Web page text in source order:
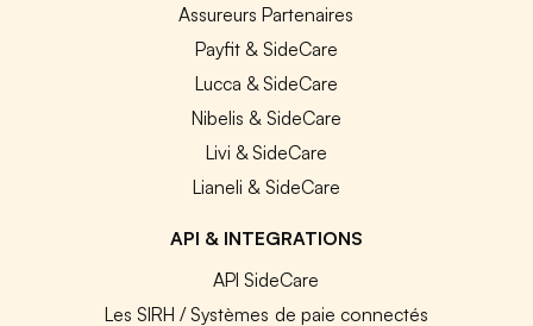
Assureurs Partenaires
Payfit & SideCare
Lucca & SideCare
Nibelis & SideCare
Livi & SideCare
Lianeli & SideCare
API & INTEGRATIONS
API SideCare
Les SIRH / Systèmes de paie connectés